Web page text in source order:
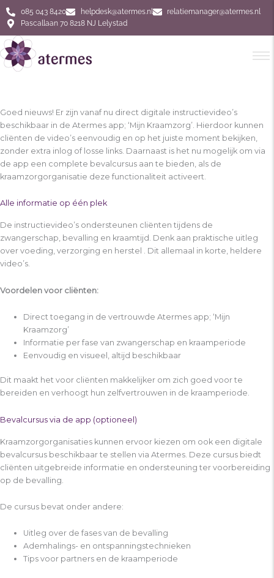
Ga
naar
inhoud
085 043 8420 helpdesk@atermes.nl
relatiemanager@atermes.nl
Pascallaan 70 8218 NJ Lelystad
Goed nieuws! Er zijn vanaf nu direct digitale instructievideo’s
beschikbaar in de Atermes app; ‘Mijn Kraamzorg’. Hierdoor kunnen
cliënten de video’s eenvoudig en op het juiste moment bekijken,
zonder extra inlog of losse links. Daarnaast is het nu mogelijk om via
de app een complete bevalcursus aan te bieden, als de
kraamzorgorganisatie deze functionaliteit activeert.
Alle informatie op één plek
De instructievideo’s ondersteunen cliënten tijdens de
zwangerschap, bevalling en kraamtijd. Denk aan praktische uitleg
over voeding, verzorging en herstel . Dit allemaal in korte, heldere
video’s.
Voordelen voor cliënten:
Direct toegang in de vertrouwde Atermes app; ‘Mijn
Kraamzorg’
Informatie per fase van zwangerschap en kraamperiode
Eenvoudig en visueel, altijd beschikbaar
Dit maakt het voor cliënten makkelijker om zich goed voor te
bereiden en verhoogt hun zelfvertrouwen in de kraamperiode.
Bevalcursus via de app (optioneel)
Kraamzorgorganisaties kunnen ervoor kiezen om ook een digitale
bevalcursus beschikbaar te stellen via Atermes. Deze cursus biedt
cliënten uitgebreide informatie en ondersteuning ter voorbereiding
op de bevalling.
De cursus bevat onder andere:
Uitleg over de fases van de bevalling
Ademhalings- en ontspanningstechnieken
Tips voor partners en de kraamperiode